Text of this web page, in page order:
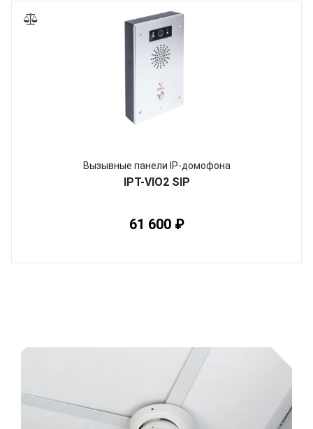
Вызывные панели IP-домофона
IPT-VIO2 SIP
61 600 ₽